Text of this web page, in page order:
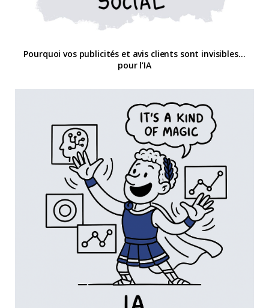
Pourquoi vos publicités et avis clients sont invisibles…
pour l’IA